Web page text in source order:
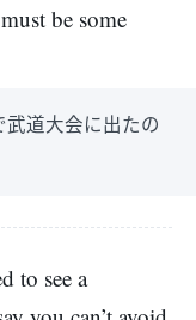
be some
道大会に出たの
to see a